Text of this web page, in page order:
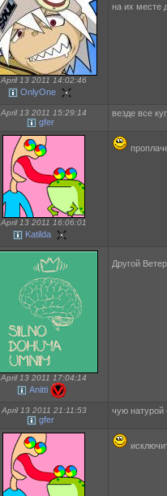
April 13 2011 14:02:46
OnlyOne
на их месте
April 13 2011 15:29:14
gfer
везде все
April 13 2011 16:06:01
Katilda
April 13 2011 17:04:14
Anitti
Другой
April 13 2011 21:11:53
gfer
чую натурой